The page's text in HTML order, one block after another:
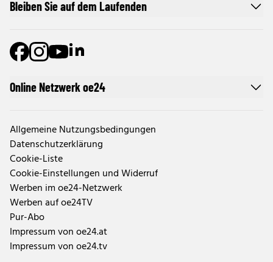
Online Netzwerk oe24
Allgemeine Nutzungsbedingungen
Datenschutzerklärung
Cookie-Liste
Cookie-Einstellungen und Widerruf
Werben im oe24-Netzwerk
Werben auf oe24TV
Pur-Abo
Impressum von oe24.at
Impressum von oe24.tv
Bleiben Sie auf dem Laufenden